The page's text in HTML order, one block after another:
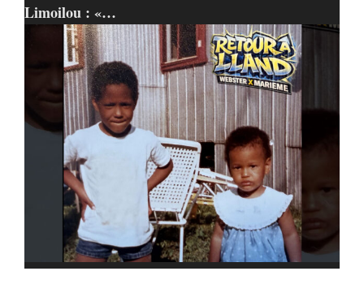
Limoilou : «…